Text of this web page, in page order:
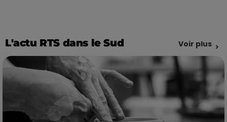
L'actu RTS dans le Sud Voir plus